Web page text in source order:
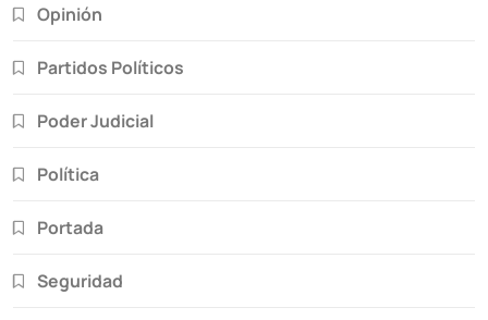
Opinión
Partidos Políticos
Poder Judicial
Política
Portada
Seguridad